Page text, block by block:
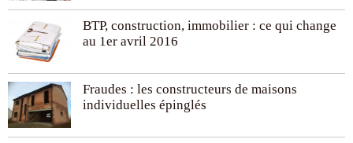
BTP, construction, immobilier : ce qui change
au 1er avril 2016
Fraudes : les constructeurs de maisons
individuelles épinglés